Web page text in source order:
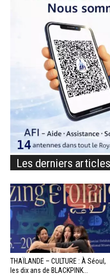
Les derniers articles
THAÏLANDE – CULTURE : À Séoul,
les dix ans de BLACKPINK...